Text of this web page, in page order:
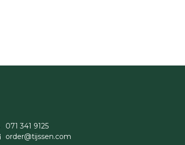
071 341 9125
order@tijssen.com